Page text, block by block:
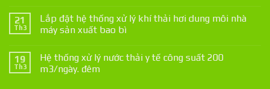
21
Th3
Lắp đặt hệ thống xử lý khí thải hơi dung môi nhà
máy sản xuất bao bì
19
Th3
Hệ thống xử lý nước thải y tế công suất 200
m3/ngày. đêm